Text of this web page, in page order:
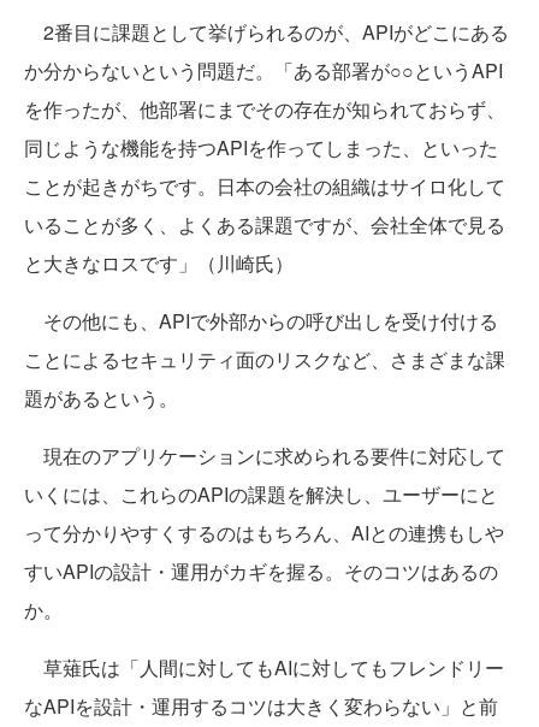
2番目に課題として挙げられるのが、APIがどこにある
か分からないという問題だ。「ある部署が○○というAPI
を作ったが、他部署にまでその存在が知られておらず、
同じような機能を持つAPIを作ってしまった、といった
ことが起きがちです。日本の会社の組織はサイロ化して
いることが多く、よくある課題ですが、会社全体で見る
と大きなロスです」（川崎氏）
その他にも、APIで外部からの呼び出しを受け付ける
ことによるセキュリティ面のリスクなど、さまざまな課
題があるという。
現在のアプリケーションに求められる要件に対応して
いくには、これらのAPIの課題を解決し、ユーザーにと
って分かりやすくするのはもちろん、AIとの連携もしや
すいAPIの設計・運用がカギを握る。そのコツはあるの
か。
草薙氏は「人間に対してもAIに対してもフレンドリー
なAPIを設計・運用するコツは大きく変わらない」と前